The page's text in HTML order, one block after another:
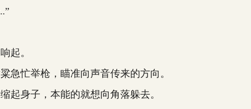
起。
忙举枪，瞄准向声音传来的方向。
身子，本能的就想向角落躲去。